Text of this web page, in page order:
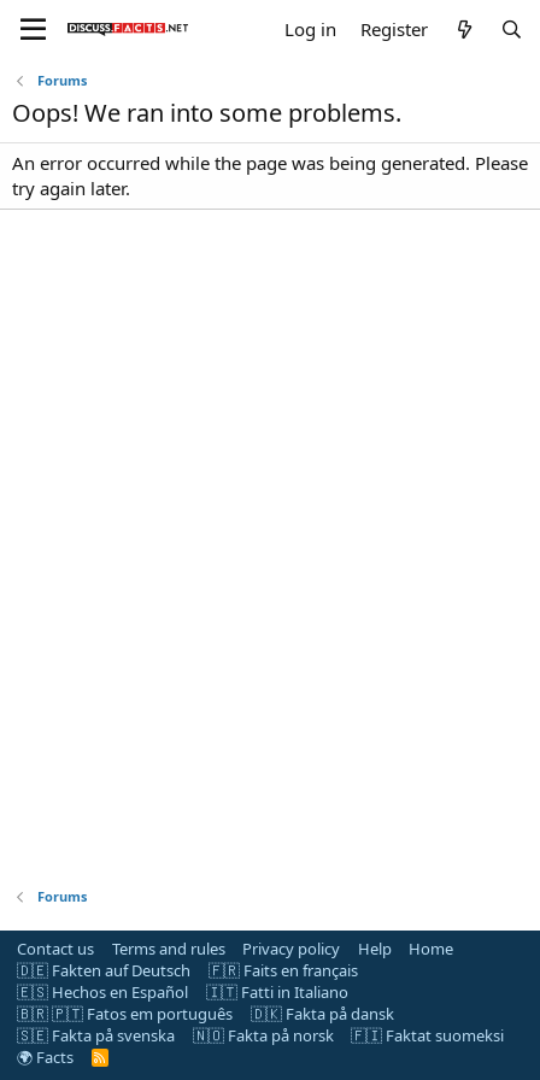
Log in Register
Forums
Oops! We ran into some problems.
An error occurred while the page was being generated. Please
try again later.
Forums
Contact us Terms and rules Privacy policy Help
Home
🇩🇪 Fakten auf Deutsch
🇫🇷 Faits en français
🇪🇸 Hechos en Español
🇮🇹 Fatti in Italiano
🇧🇷 🇵🇹 Fatos em português
🇩🇰 Fakta på dansk
🇸🇪 Fakta på svenska
🇳🇴 Fakta på norsk
🇫🇮 Faktat suomeksi
🌍 Facts
R